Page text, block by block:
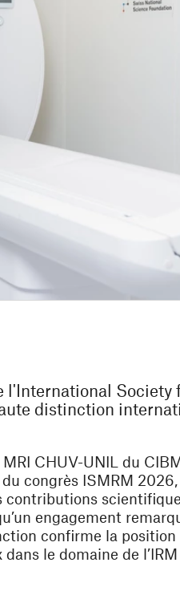
l'International Society
distinction
CHUV-UNIL du
congrès ISMRM
contributions
engagement
confirme la position
le domaine de l’IRM